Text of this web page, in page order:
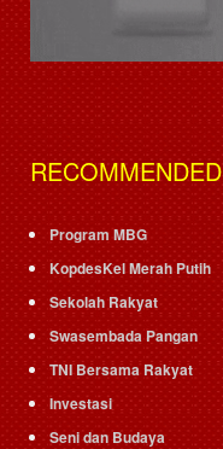
RECOMMENDED
Program MBG
KopdesKel Merah Putih
Sekolah Rakyat
Swasembada Pangan
TNI Bersama Rakyat
Investasi
Seni dan Budaya